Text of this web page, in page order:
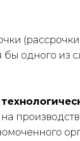
бы одного из